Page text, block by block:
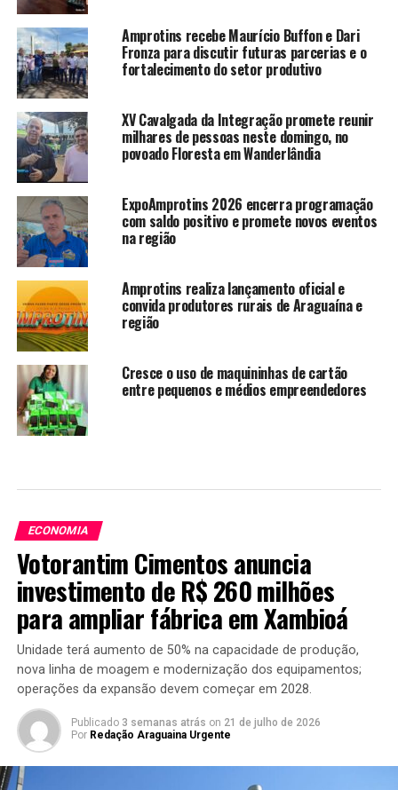
Amprotins recebe Maurício Buffon e Dari
Fronza para discutir futuras parcerias e o
fortalecimento do setor produtivo
XV Cavalgada da Integração promete reunir
milhares de pessoas neste domingo, no
povoado Floresta em Wanderlândia
ExpoAmprotins 2026 encerra programação
com saldo positivo e promete novos eventos
na região
Amprotins realiza lançamento oficial e
convida produtores rurais de Araguaína e
região
Cresce o uso de maquininhas de cartão
entre pequenos e médios empreendedores
ECONOMIA
Votorantim Cimentos anuncia
investimento de R$ 260 milhões
para ampliar fábrica em Xambioá
Unidade terá aumento de 50% na capacidade de produção,
nova linha de moagem e modernização dos equipamentos;
operações da expansão devem começar em 2028.
Publicado 3 semanas atrás on 21 de julho de 2026
Por Redação Araguaina Urgente